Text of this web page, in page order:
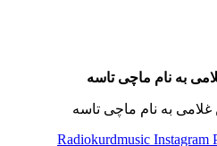
به نام ماچی تاسه
Radiokurdmusic Instagram